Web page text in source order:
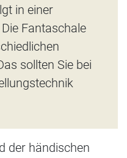
in einer
Fantaschale
sollten Sie bei
der händischen